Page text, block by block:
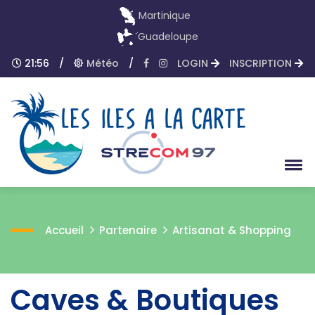
Martinique
Guadeloupe
21:56
/ Météo / LOGIN INSCRIPTION
Accueil Partenaire Artisanat & Shopping
Caves & Boutiques